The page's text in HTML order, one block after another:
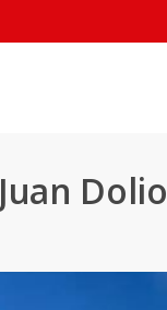
Dolio